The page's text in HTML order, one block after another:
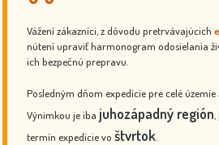
Vážení zákazníci, z dôvodu pretrvávajúcich
nútení upraviť harmonogram odosielania
ich bezpečnú prepravu.
Posledným dňom expedície pre celé územie
Výnimkou je iba juhozápadný región
termín expedície vo štvrtok